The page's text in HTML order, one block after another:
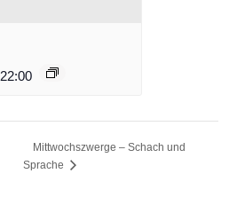
22:00
Mittwochszwerge – Schach und
Sprache